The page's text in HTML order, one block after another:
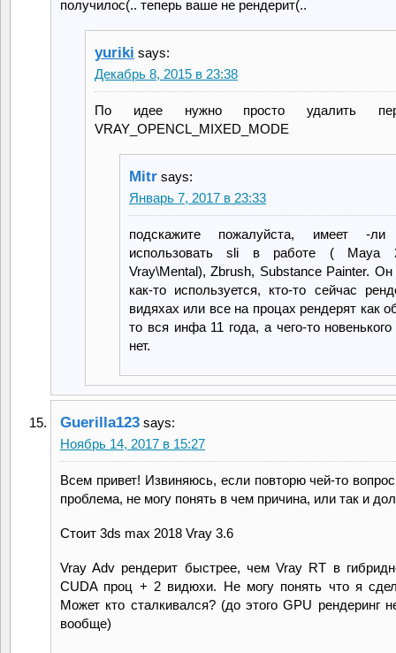
получилос(.. теперь ваше не рендерит(..
yuriki says:
Декабрь 8, 2015 в 23:38
По идее нужно просто удалить
VRAY_OPENCL_MIXED_MODE
Mitr says:
Январь 7, 2017 в 23:33
подскажите пожалуйста, имеет -
использовать sli в работе ( Maya
Vray\Mental), Zbrush, Substance Painter.
как-то используется, кто-то сейчас
видяхах или все на процах рендерят как
то вся инфа 11 года, а чего-то
нет.
Guerilla123 says:
Ноябрь 14, 2017 в 15:27
Всем привет! Извиняюсь, если повторю чей-то
проблема, не могу понять в чем причина, или так и
Стоит 3ds max 2018 Vray 3.6
Vray Adv рендерит быстрее, чем Vray RT в
CUDA проц + 2 видюхи. Не могу понять что я
Может кто сталкивался? (до этого GPU рендеринг
вообще)